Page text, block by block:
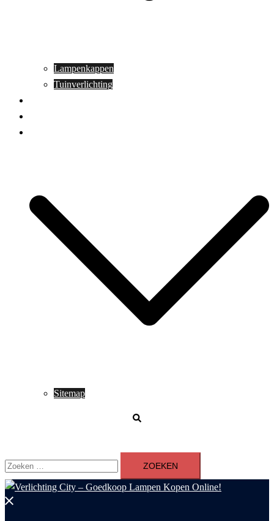
Lampenkappen
Tuinverlichting
Sitemap
Zoeken
naar:
Menu